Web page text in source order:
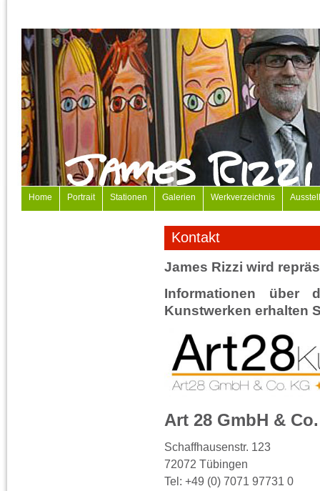
Home Portrait Stationen Galerien Werkverzeichnis
Kontakt
James Rizzi wird
Informationen über
Kunstwerken erhalten
Art 28 GmbH &
Schaffhausenstr. 123
72072 Tübingen
Tel: +49 (0) 7071 97731 0